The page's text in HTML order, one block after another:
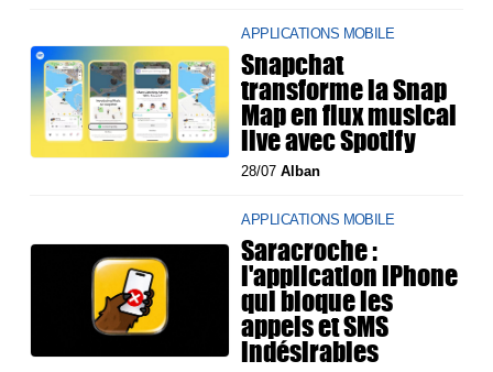
APPLICATIONS MOBILE
Snapchat
transforme la Snap
Map en flux musical
live avec Spotify
28/07Alban
APPLICATIONS MOBILE
Saracroche :
l'application iPhone
qui bloque les
appels et SMS
indésirables